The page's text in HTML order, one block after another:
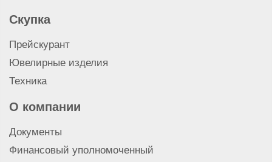
Скупка
Прейскурант
Ювелирные изделия
Техника
О компании
Документы
Финансовый уполномоченный